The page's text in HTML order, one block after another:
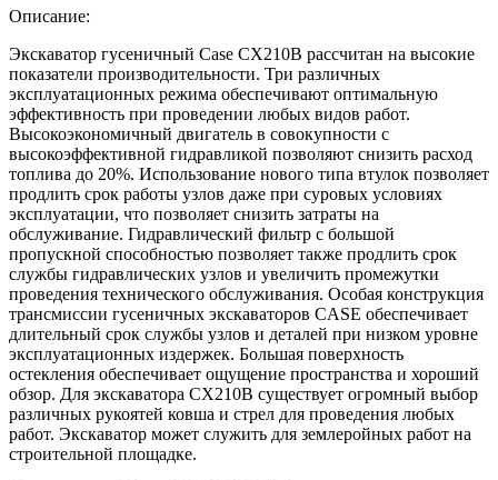
Описание:
Экскаватор гусеничный Case CX210В рассчитан на высокие
показатели производительности. Три различных
эксплуатационных режима обеспечивают оптимальную
эффективность при проведении любых видов работ.
Высокоэкономичный двигатель в совокупности с
высокоэффективной гидравликой позволяют снизить расход
топлива до 20%. Использование нового типа втулок позволяет
продлить срок работы узлов даже при суровых условиях
эксплуатации, что позволяет снизить затраты на
обслуживание. Гидравлический фильтр с большой
пропускной способностью позволяет также продлить срок
службы гидравлических узлов и увеличить промежутки
проведения технического обслуживания. Особая конструкция
трансмиссии гусеничных экскаваторов CASE обеспечивает
длительный срок службы узлов и деталей при низком уровне
эксплуатационных издержек. Большая поверхность
остекления обеспечивает ощущение пространства и хороший
обзор. Для экскаватора CX210B существует огромный выбор
различных рукоятей ковша и стрел для проведения любых
работ. Экскаватор может служить для землеройных работ на
строительной площадке.